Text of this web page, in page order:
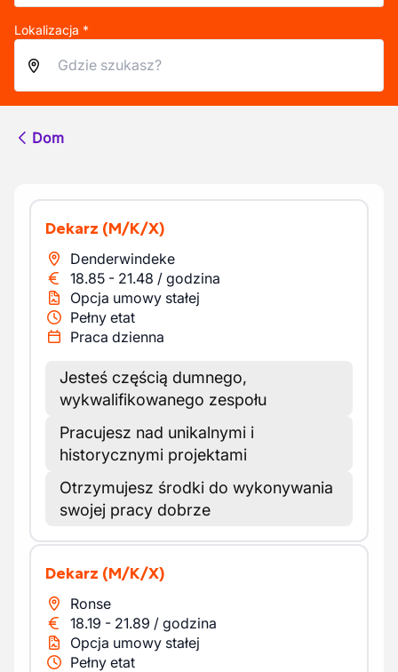
Lokalizacja *
Dom
Dekarz (M/K/X)
Denderwindeke
18.85 - 21.48 / godzina
Opcja umowy stałej
Pełny etat
Praca dzienna
Jesteś częścią dumnego,
wykwalifikowanego zespołu
Pracujesz nad unikalnymi i
historycznymi projektami
Otrzymujesz środki do wykonywania
swojej pracy dobrze
Dekarz (M/K/X)
Ronse
18.19 - 21.89 / godzina
Opcja umowy stałej
Pełny etat